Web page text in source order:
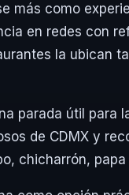
más como
en redes con
la ubican
parada útil para
de CDMX y
chicharrón,